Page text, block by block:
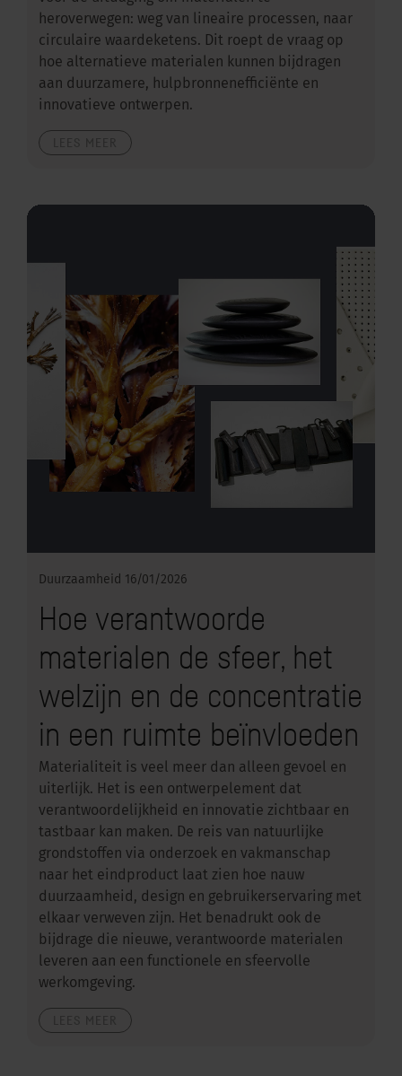
heroverwegen: weg van lineaire processen, naar
circulaire waardeketens. Dit roept de vraag op
hoe alternatieve materialen kunnen bijdragen
aan duurzamere, hulpbronnenefficiënte en
innovatieve ontwerpen.
Duurzaamheid 16/01/2026
Hoe verantwoorde
materialen de sfeer, het
welzijn en de concentratie
in een ruimte beïnvloeden
Materialiteit is veel meer dan alleen gevoel en
uiterlijk. Het is een ontwerpelement dat
verantwoordelijkheid en innovatie zichtbaar en
tastbaar kan maken. De reis van natuurlijke
grondstoffen via onderzoek en vakmanschap
naar het eindproduct laat zien hoe nauw
duurzaamheid, design en gebruikerservaring met
elkaar verweven zijn. Het benadrukt ook de
bijdrage die nieuwe, verantwoorde materialen
leveren aan een functionele en sfeervolle
werkomgeving.